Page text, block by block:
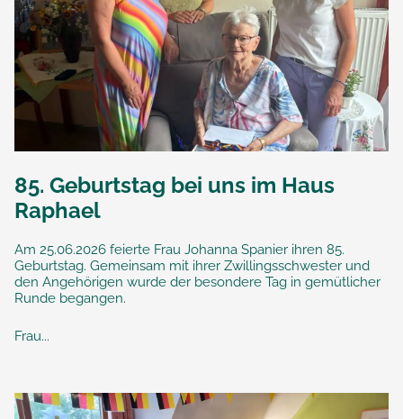
85. Geburtstag bei uns im Haus
Raphael
Am 25.06.2026 feierte Frau Johanna Spanier ihren 85.
Geburtstag. Gemeinsam mit ihrer Zwillingsschwester und
den Angehörigen wurde der besondere Tag in gemütlicher
Runde begangen.
Frau...